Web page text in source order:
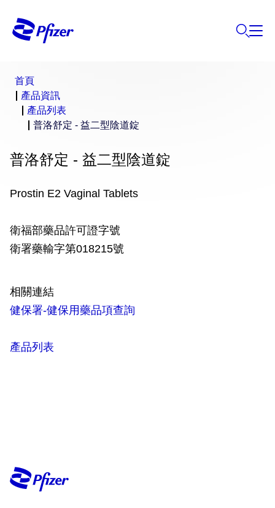
首頁
產品資訊
產品列表
普洛舒定 - 益二型陰道錠
普洛舒定 - 益二型陰道錠
Prostin E2 Vaginal Tablets
衛福部藥品許可證字號
衛署藥輸字第018215號
相關連結
健保署-健保用藥品項查詢
產品列表